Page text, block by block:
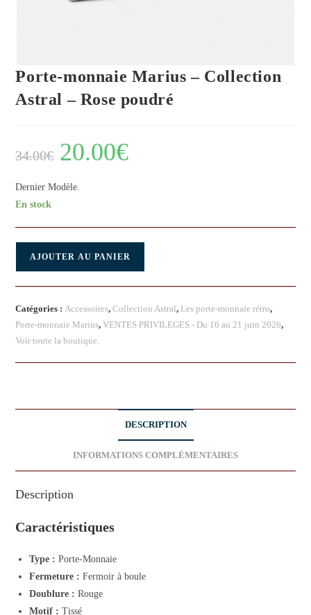
Porte-monnaie Marius – Collection
Astral – Rose poudré
34.00€ 20.00€
Dernier Modèle.
En stock
AJOUTER AU PANIER
Catégories :Accessoires,Collection Astral, Les porte-monnaie rétro,
Porte-monnaie Marius,VENTES PRIVILEGES - Du 16 au 21 juin 2026,
Voir toute la boutique.
DESCRIPTION
INFORMATIONS COMPLÉMENTAIRES
Description
Caractéristiques
Type : Porte-Monnaie
Fermeture : Fermoir à boule
Doublure : Rouge
Motif : Tissé